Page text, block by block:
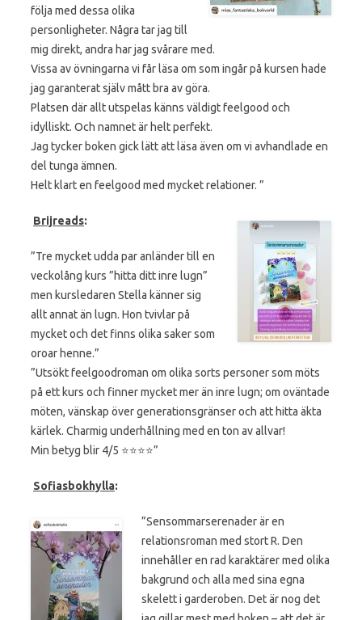
följa med dessa olika
personligheter. Några tar jag till
mig direkt, andra har jag svårare med.
Vissa av övningarna vi får läsa om som ingår på kursen hade
jag garanterat själv mått bra av göra.
Platsen där allt utspelas känns väldigt feelgood och
idylliskt. Och namnet är helt perfekt.
Jag tycker boken gick lätt att läsa även om vi avhandlade en
del tunga ämnen.
Helt klart en feelgood med mycket relationer. ”
Brijreads:
”Tre mycket udda par anländer till en
veckolång kurs ”hitta ditt inre lugn”
men kursledaren Stella känner sig
allt annat än lugn. Hon tvivlar på
mycket och det finns olika saker som
oroar henne.”
”Utsökt feelgoodroman om olika sorts personer som möts
på ett kurs och finner mycket mer än inre lugn; om oväntade
möten, vänskap över generationsgränser och att hitta äkta
kärlek. Charmig underhållning med en ton av allvar!
Min betyg blir 4/5 ⭐️⭐️⭐️⭐️”
Sofiasbokhylla:
”Sensommarserenader är en
relationsroman med stort R. Den
innehåller en rad karaktärer med olika
bakgrund och alla med sina egna
skelett i garderoben. Det är nog det